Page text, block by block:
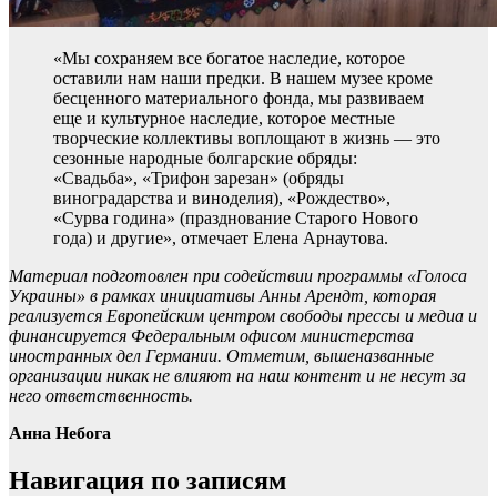
«Мы сохраняем все богатое наследие, которое
оставили нам наши предки. В нашем музее кроме
бесценного материального фонда, мы развиваем
еще и культурное наследие, которое местные
творческие коллективы воплощают в жизнь — это
сезонные народные болгарские обряды:
«Свадьба», «Трифон зарезан» (обряды
виноградарства и виноделия), «Рождество»,
«Сурва година» (празднование Старого Нового
года) и другие», отмечает Елена Арнаутова.
Материал подготовлен при содействии программы «Голоса
Украины» в рамках инициативы Анны Арендт, которая
реализуется Европейским центром свободы прессы и медиа и
финансируется Федеральным офисом министерства
иностранных дел Германии. Отметим, вышеназванные
организации никак не влияют на наш контент и не несут за
него ответственность.
Анна Небога
Навигация по записям